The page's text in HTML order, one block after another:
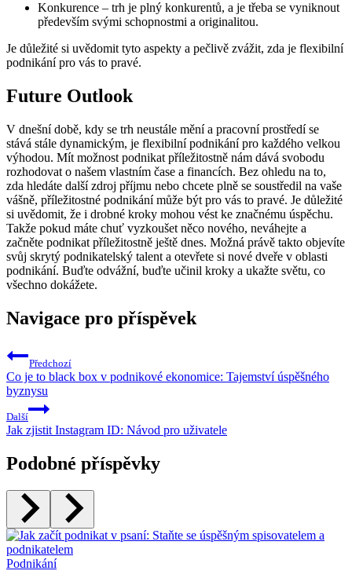
Konkurence – trh je plný konkurentů, a je třeba se vyniknout
především svými schopnostmi a originalitou.
Je důležité si uvědomit tyto aspekty a pečlivě zvážit, zda je flexibilní
podnikání pro vás to pravé.
Future Outlook
V dnešní době, kdy se trh neustále mění a pracovní prostředí se
stává stále dynamickým, je flexibilní podnikání pro každého velkou
výhodou. Mít možnost podnikat příležitostně nám dává svobodu
rozhodovat o našem vlastním čase a financích. Bez ohledu na to,
zda hledáte další zdroj příjmu nebo chcete plně se soustředil na vaše
vášně, příležitostné podnikání může být pro vás to pravé. Je důležité
si uvědomit, že i drobné kroky mohou vést ke značnému úspěchu.
Takže pokud máte chuť vyzkoušet něco nového, neváhejte a
začněte podnikat příležitostně ještě dnes. Možná právě takto objevíte
svůj skrytý podnikatelský talent a otevřete si nové dveře v oblasti
podnikání. Buďte odvážní, buďte učinil kroky a ukažte světu, co
všechno dokážete.
Navigace pro příspěvek
Předchozí
Co je to black box v podnikové ekonomice: Tajemství úspěšného
byznysu
Další
Jak zjistit Instagram ID: Návod pro uživatele
Podobné příspěvky
Podnikání